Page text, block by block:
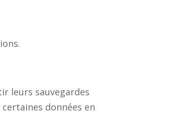
leurs sauvegardes
données en